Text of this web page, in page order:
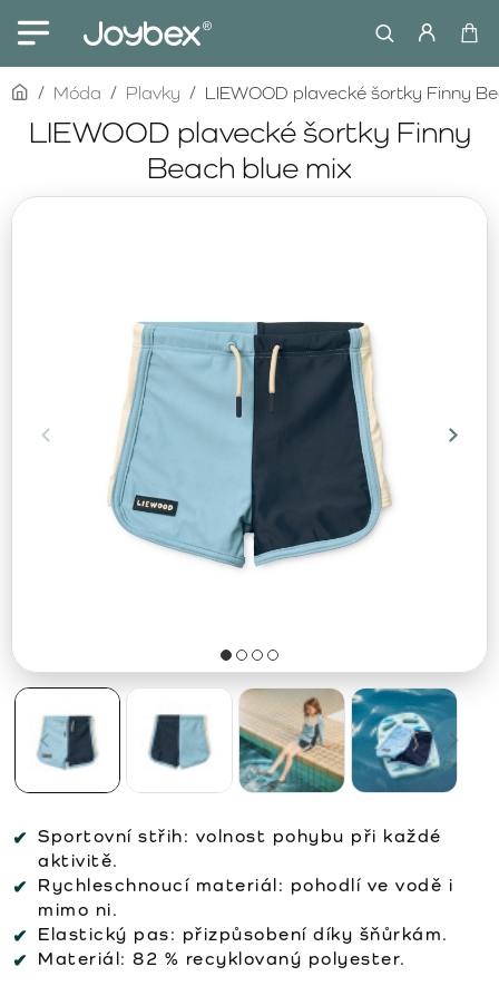
LIEWOOD plavecké šortky Finny
Beach blue mix
homeMóda Plavky LIEWOOD plavecké šortky Finny
Sportovní střih: volnost pohybu při každé
aktivitě.
Rychleschnoucí materiál: pohodlí ve vodě i
mimo ni.
Elastický pas: přizpůsobení díky šňůrkám.
Materiál: 82 % recyklovaný polyester.